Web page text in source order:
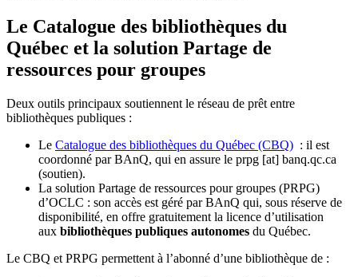
Le Catalogue des bibliothèques du
Québec et la solution Partage de
ressources pour groupes
Deux outils principaux soutiennent le réseau de prêt entre
bibliothèques publiques :
Le Catalogue des bibliothèques du Québec (CBQ) : il est
coordonné par BAnQ, qui en assure le prpg [at] banq.qc.ca
(soutien).
La solution Partage de ressources pour groupes (PRPG)
d’OCLC : son accès est géré par BAnQ qui, sous réserve de
disponibilité, en offre gratuitement la licence d’utilisation
aux bibliothèques publiques autonomes du Québec.
Le CBQ et PRPG permettent à l’abonné d’une bibliothèque de :